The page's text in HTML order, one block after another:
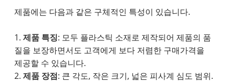
제품에는 다음과 같은 구체적인 특성이 있습니다.
1.제품 특징: 모두 플라스틱 소재로 제작되어 제품의 품
질을 보장하면서도 고객에게 보다 저렴한 구매가격을
제공할 수 있습니다.
2.제품 장점: 큰 각도, 작은 크기, 넓은 피사계 심도 범위.